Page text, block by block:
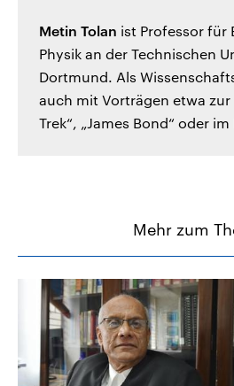
Metin Tolan ist Professor für
Physik an der Technischen
Dortmund. Als
auch mit Vorträgen etwa zur
Trek“, „James Bond“ oder
Mehr zum